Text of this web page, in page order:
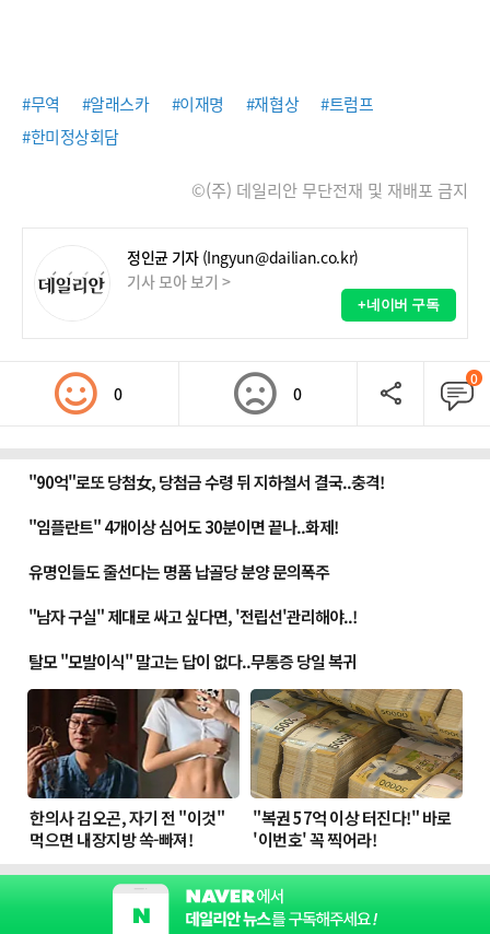
#무역 #알래스카 #이재명 #재협상
#트럼프
#한미정상회담
©(주) 데일리안 무단전재 및 재배포 금지
정인균 기자 (Ingyun@dailian.co.kr)
기사 모아 보기 >
+네이버 구독
0 0
0